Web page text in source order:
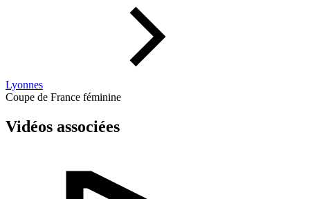
Lyonnes
Coupe de France féminine
Vidéos associées